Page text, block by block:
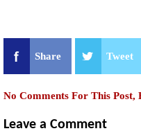
Share Tweet
No Comments For This
Leave a Comment